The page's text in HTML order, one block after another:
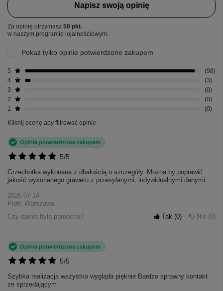
Napisz swoją opinię
Za opinię otrzymasz 50 pkt.
w naszym programie lojalnościowym.
Pokaż tylko opinie potwierdzone zakupem
5
98
4
3
3
0
2
0
1
0
Kliknij ocenę aby filtrować opinie
5/5
Opinia potwierdzona zakupem
Grzechotka wykonana z dbałością o szczegóły. Można by poprawić
jakość wykonanego graweru z przesylanymi, indywidualnymi danymi.
2026-07-14
Piotr, Warszawa
Czy opinia była pomocna?
Tak 0 Nie 0
5/5
Opinia potwierdzona zakupem
Szybka realizacja wszystko wygląda pięknie Bardzo sprawny kontakt
ze sprzedającym